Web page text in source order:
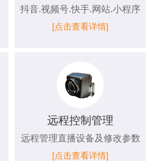
抖音.视频号.快手.网站.小程序
[点击查看详情]
远程控制管理
远程管理直播设备及修改参数
[点击查看详情]